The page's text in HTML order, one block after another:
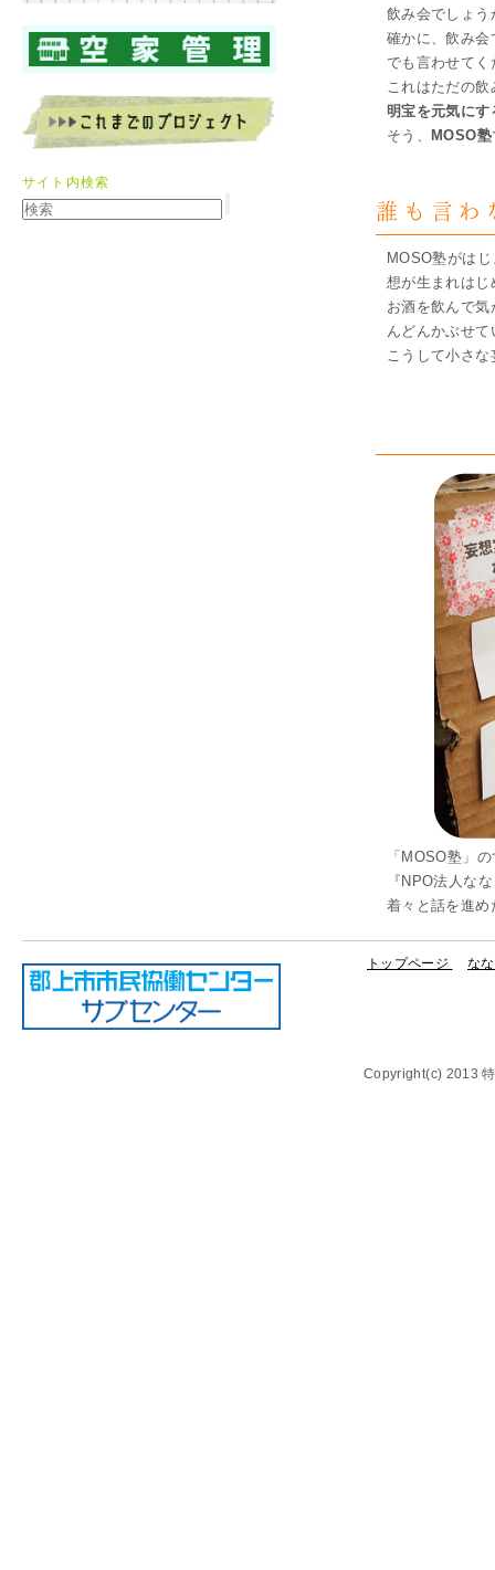
飲み会でしょう
確かに、飲み会
でも言わせてく
これはただの
明宝を元気にす
そう、
MOSO塾
誰も言わ
MOSO塾がは
想が生まれはじ
お酒を飲んで
んどんかぶせて
こうして小さ
「MOSO塾」
『NPO法人な
着々と話を進め
サイト内検索
トップページ な
Copyright(c) 2013